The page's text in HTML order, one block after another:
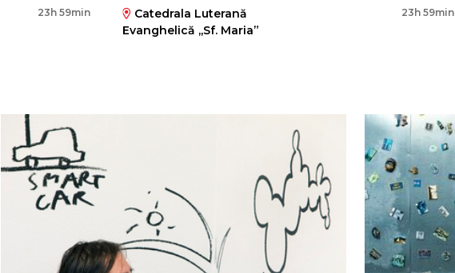
23h 59min
Catedrala Luterană
Evanghelică ,,Sf. Maria”
23h 59min